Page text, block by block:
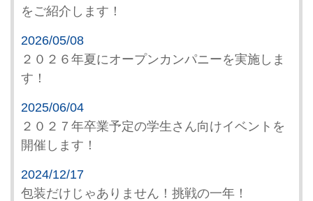
をご紹介します！
2026/05/08
２０２６年夏にオープンカンパニーを実施しま
す！
2025/06/04
２０２７年卒業予定の学生さん向けイベントを
開催します！
2024/12/17
包装だけじゃありません！挑戦の一年！